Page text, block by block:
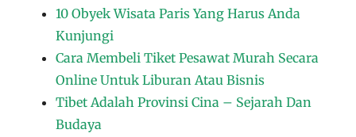
10 Obyek Wisata Paris Yang Harus Anda
Kunjungi
Cara Membeli Tiket Pesawat Murah Secara
Online Untuk Liburan Atau Bisnis
Tibet Adalah Provinsi Cina – Sejarah Dan
Budaya